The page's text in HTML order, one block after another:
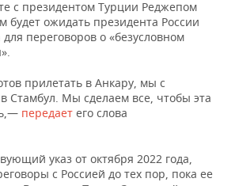
с президентом Турции Реджепом
будет ожидать президента России
переговоров о «безусловном
прилетать в Анкару, мы с
Стамбул. Мы сделаем все, чтобы эта
передает его слова
указ от октября 2022 года,
с Россией до тех пор, пока ее